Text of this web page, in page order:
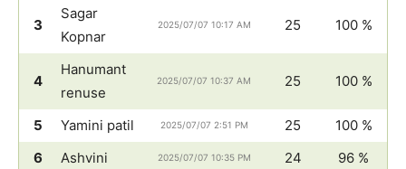
3
Sagar
Kopnar
2025/07/07 10:17 AM 25 100 %
4
Hanumant
renuse
2025/07/07 10:37 AM 25 100 %
5 Yamini patil 2025/07/07 2:51 PM 25
100 %
6
Ashvini 2025/07/07 10:35 PM 24 96 %